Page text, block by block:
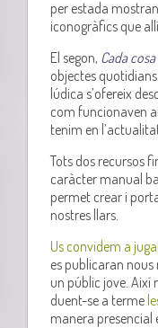
per estada
iconogràfics que
El segon, Cada
objectes
lúdica s’ofereix
com funcionaven
tenim en
Tots dos recursos
caràcter manual
permet crear i
nostres llars.
Us convidem a
es publicaran nous
un públic jove.
duent-se a terme
manera presencial